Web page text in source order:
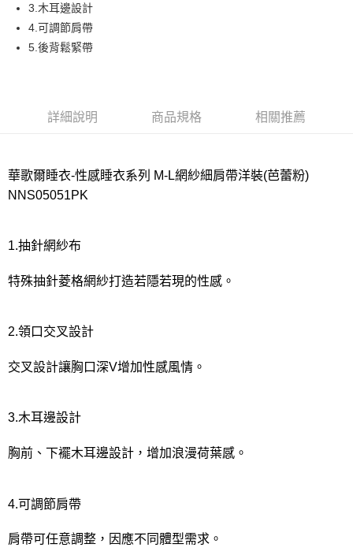
付款後全家取貨
每筆NT$80，滿NT$1,000(含以上)免運費
付款後7-11取貨
宅配
每筆NT$80，滿NT$1,000(含以上)免運費
每筆NT$220
付款後門市自取
3.木耳邊設計
4.可調節肩帶
5.後背鬆緊帶
詳細說明 商品規格 相關推薦
華歌爾睡衣-性感睡衣系列 M-L網紗細肩帶洋裝(芭蕾粉)
NNS05051PK
1.抽針網紗布
特殊抽針菱格網紗打造若隱若現的性感。
2.領口交叉設計
交叉設計讓胸口深V增加性感風情。
3.木耳邊設計
胸前、下襬木耳邊設計，增加浪漫荷葉感。
4.可調節肩帶
肩帶可任意調整，因應不同體型需求。